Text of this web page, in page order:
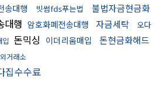
송대행 빗썸fds푸는법 불법자금현금화
대행 암호화폐전송대행 자금세탁
오다
입 돈믹싱 이더리움매입
돈현금화해드
거래소
집수수료